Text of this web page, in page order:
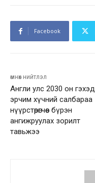
Facebook
өмнөх нийтлэл
Англи улс 2030 он гэхэд
эрчим хүчний салбараа
нүүрстөрөгчөөс бүрэн
ангижруулах зорилт
тавьжээ